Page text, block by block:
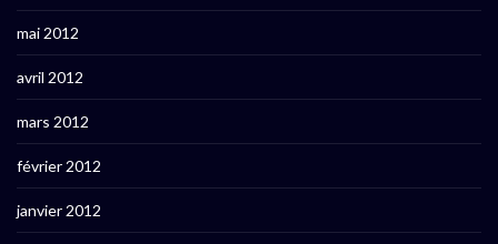
mai 2012
avril 2012
mars 2012
février 2012
janvier 2012